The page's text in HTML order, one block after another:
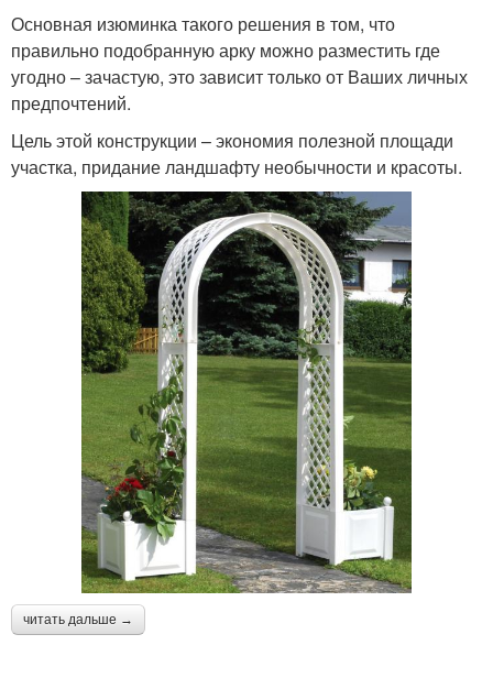
Основная изюминка такого решения в том, что
правильно подобранную арку можно разместить где
угодно – зачастую, это зависит только от Ваших личных
предпочтений.
Цель этой конструкции – экономия полезной площади
участка, придание ландшафту необычности и красоты.
читать дальше →